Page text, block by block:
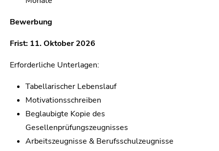
Bewerbung
Frist: 11. Oktober 2026
Erforderliche Unterlagen:
Tabellarischer Lebenslauf
Motivationsschreiben
Beglaubigte Kopie des
Gesellenprüfungszeugnisses
Arbeitszeugnisse & Berufsschulzeugnisse